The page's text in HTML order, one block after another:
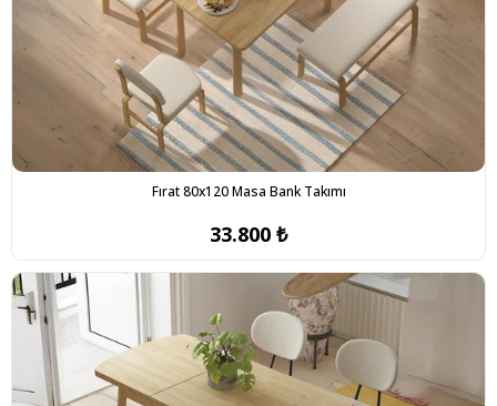
Fırat 80x120 Masa Bank Takımı
33.800 ₺